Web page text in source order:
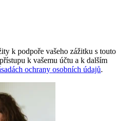
k podpoře vašeho zážitku s touto
k vašemu účtu a k dalším
ochrany osobních údajů.